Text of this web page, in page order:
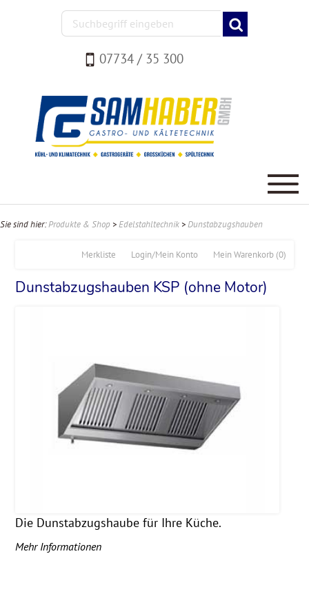
07734 / 35 300
Sie sind hier:Produkte & Shop >Edelstahltechnik >Dunstabzugshauben
Mein Warenkorb (0)
Login/Mein Konto
Merkliste
Dunstabzugshauben KSP (ohne Motor)
Die Dunstabzugshaube für Ihre Küche.
Mehr Informationen